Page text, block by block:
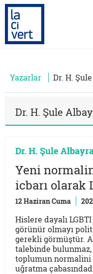
Yazarlar Dr. H.
Dr. H. Şule
Dr. H. Şule
Yeni
icbarı olarak
12 Haziran Cuma
Hislere dayalı
görünür olmayı
gerekli görmüştür.
talebinde
toplumun normalini
uğratma